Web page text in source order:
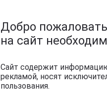
Добро
на сайт
Сайт содержит
рекламой, носят
пользования.